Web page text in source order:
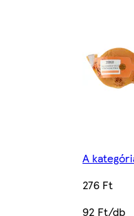
A
276 Ft
92 Ft/db